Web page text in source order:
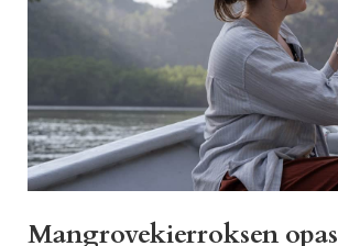
Mangrovekierroksen opas